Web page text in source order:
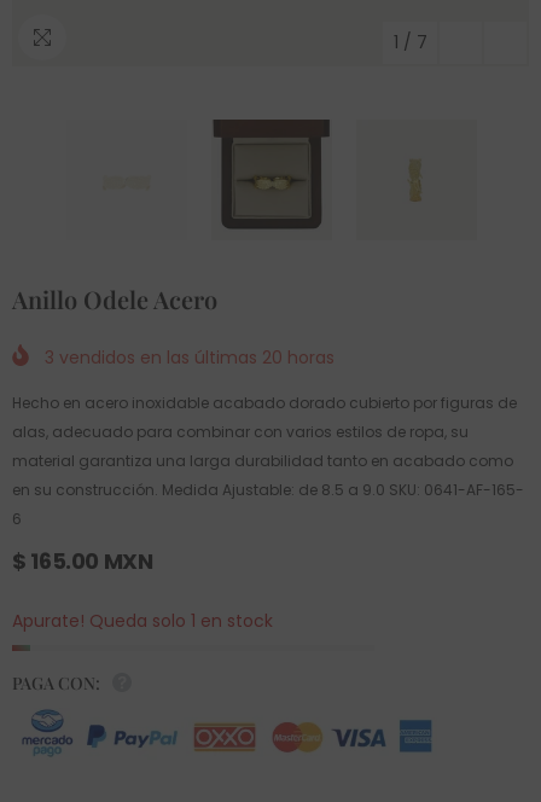
1 / 7
Anillo Odele Acero
3 vendidos en las últimas 20 horas
Hecho en acero inoxidable acabado dorado cubierto por figuras de
alas, adecuado para combinar con varios estilos de ropa, su
material garantiza una larga durabilidad tanto en acabado como
en su construcción. Medida Ajustable: de 8.5 a 9.0 SKU: 0641-AF-165-
6
$ 165.00 MXN
Apurate! Queda solo 1 en stock
PAGA CON: